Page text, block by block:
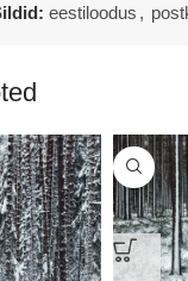
eestiloodus ,